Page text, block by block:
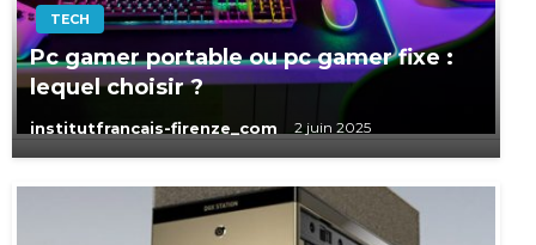
TECH
Pc gamer portable ou pc gamer fixe :
lequel choisir ?
institutfrancais-firenze_com 2 juin 2025